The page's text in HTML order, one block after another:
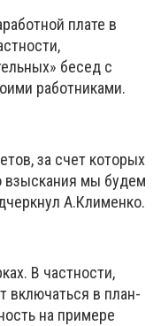
плате в
бесед с
работниками.
за счет которых
взыскания мы будем
А.Клименко.
В частности,
включаться в план-
на примере